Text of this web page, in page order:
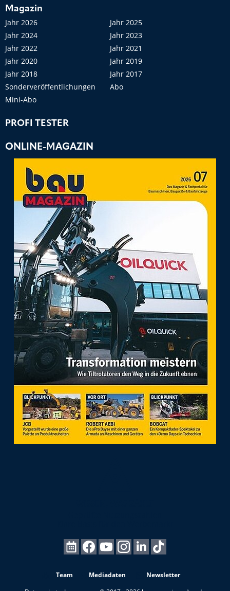
Magazin
Jahr 2026
Jahr 2025
Jahr 2024
Jahr 2023
Jahr 2022
Jahr 2021
Jahr 2020
Jahr 2019
Jahr 2018
Jahr 2017
Sonderveröffentlichungen
Abo
Mini-Abo
PROFI TESTER
ONLINE-MAGAZIN
Team Mediadaten
Newsletter